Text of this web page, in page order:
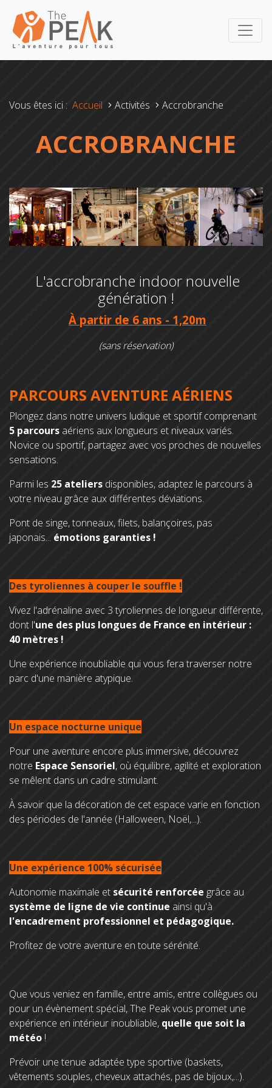
Vous êtes ici : Accueil Activités Accrobranche
ACCROBRANCHE
L'accrobranche indoor nouvelle
génération !
À partir de 6 ans - 1,20m
(sans réservation)
PARCOURS AVENTURE AÉRIENS
Plongez dans notre univers ludique et sportif comprenant
5 parcours aériens aux longueurs et niveaux variés.
Novice ou sportif, partagez avec vos proches de nouvelles
sensations.
Parmi les 25 ateliers disponibles, adaptez le parcours à
votre niveau grâce aux différentes déviations.
Pont de singe, tonneaux, filets, balançoires, pas
japonais... émotions garanties !
Des tyroliennes à couper le souffle !
Vivez l'adrénaline avec 3 tyroliennes de longueur différente,
dont l'une des plus longues de France en intérieur :
40 mètres !
Une expérience inoubliable qui vous fera traverser notre
parc d'une manière atypique.
Un espace nocturne unique
Pour une aventure encore plus immersive, découvrez
notre Espace Sensoriel, où équilibre, agilité et exploration
se mêlent dans un cadre stimulant.
À savoir que la décoration de cet espace varie en fonction
des périodes de l'année (Halloween, Noël,...).
Une expérience 100% sécurisée
Autonomie maximale et sécurité renforcée grâce au
système de ligne de vie continue ainsi qu'à
l'encadrement professionnel et pédagogique.
Profitez de votre aventure en toute sérénité.
Que vous veniez en famille, entre amis, entre collègues ou
pour un évènement spécial, The Peak vous promet une
expérience en intérieur inoubliable, quelle que soit la
météo !
Prévoir une tenue adaptée type sportive (baskets,
vêtements souples, cheveux attachés, pas de bijoux,...).